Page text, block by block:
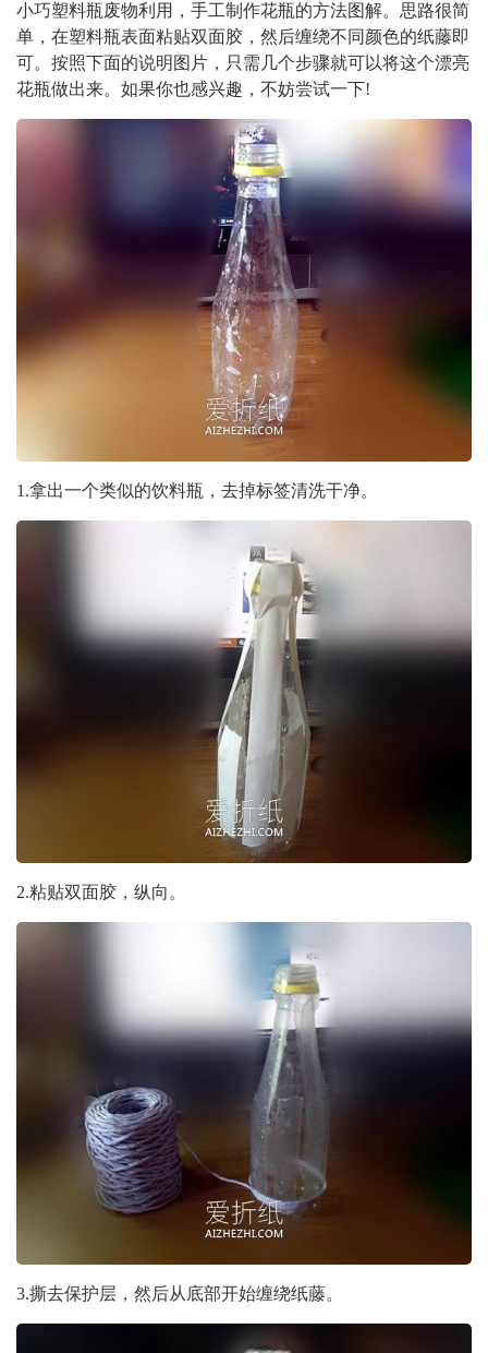
小巧塑料瓶废物利用，手工制作花瓶的方法图解。思路很简
单，在塑料瓶表面粘贴双面胶，然后缠绕不同颜色的纸藤即
可。按照下面的说明图片，只需几个步骤就可以将这个漂亮
花瓶做出来。如果你也感兴趣，不妨尝试一下!
1.拿出一个类似的饮料瓶，去掉标签清洗干净。
2.粘贴双面胶，纵向。
3.撕去保护层，然后从底部开始缠绕纸藤。